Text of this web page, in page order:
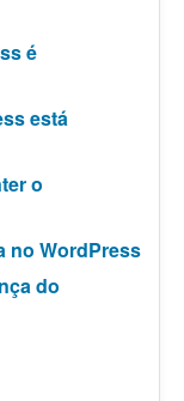
é
está
o
no WordPress
do